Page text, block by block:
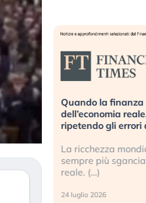
retail (…)
Quando la finanza
dell’economia
ripetendo gli errori
La ricchezza
sempre più
reale. (…)
24 luglio 2026